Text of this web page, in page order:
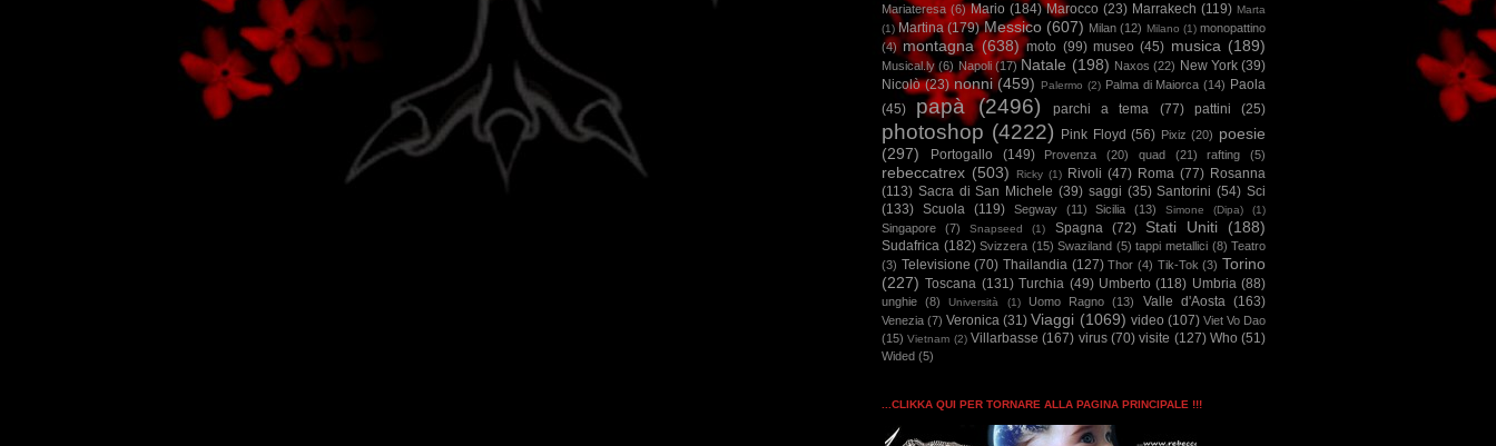
Mariateresa (6) Mario (184) Marocco (23) Marrakech (119) Marta
(1) Martina (179) Messico (607) Milan (12) Milano (1) monopattino
(4) montagna (638) moto (99) museo (45) musica (189)
Musical.ly (6) Napoli (17) Natale (198) Naxos (22) New York (39)
Nicolò (23) nonni (459) Palermo (2) Palma di Maiorca (14) Paola
(45)
papà (2496) parchi a tema (77) pattini (25)
photoshop (4222) Pink Floyd (56) Pixiz (20) poesie
(297)
Portogallo (149) Provenza (20) quad (21) rafting (5)
rebeccatrex (503) Ricky (1) Rivoli (47) Roma (77) Rosanna
(113) Sacra di San Michele (39) saggi (35) Santorini (54) Sci
(133) Scuola (119) Segway (11) Sicilia (13) Simone (Dipa) (1)
Singapore (7) Snapseed (1) Spagna (72) Stati Uniti (188)
Sudafrica (182) Svizzera (15) Swaziland (5) tappi metallici (8) Teatro
(3) Televisione (70) Thailandia (127) Thor (4) Tik-Tok (3) Torino
(227) Toscana (131) Turchia (49) Umberto (118) Umbria (88)
unghie (8) Università (1) Uomo Ragno (13) Valle d'Aosta (163)
Venezia (7) Veronica (31) Viaggi (1069) video (107) Viet Vo Dao
(15) Vietnam (2) Villarbasse (167) virus (70) visite (127) Who (51)
Wided (5)
...CLIKKA QUI PER TORNARE ALLA PAGINA PRINCIPALE !!!